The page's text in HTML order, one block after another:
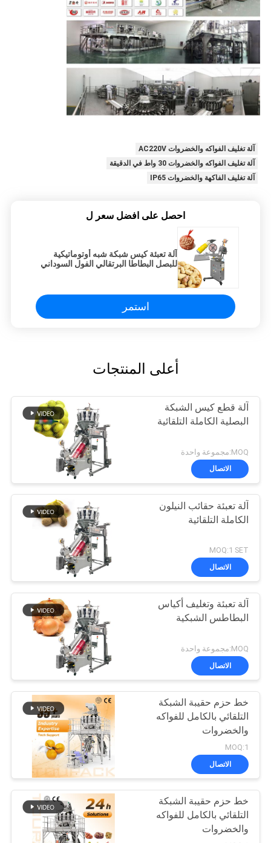
آلة تغليف الفواكه والخضروات AC220V
آلة تغليف الفواكه والخضروات 30 واط في الدقيقة
آلة تغليف الفاكهة والخضروات IP65
احصل على افضل سعر ل
آلة تعبئة كيس شبكة شبه أوتوماتيكية
للبصل البطاطا البرتقالي الفول السوداني
استمر
أعلى المنتجات
آلة قطع كيس الشبكة
البصلية الكاملة التلقائية
MOQ:مجموعة واحدة
الاتصال
آلة تعبئة حقائب النيلون
الكاملة التلقائية
MOQ:1 SET
الاتصال
آلة تعبئة وتغليف أكياس
البطاطس الشبكية
MOQ:مجموعة واحدة
الاتصال
خط حزم حقيبة الشبكة
التلقائي بالكامل للفواكه
والخضروات
MOQ:1
الاتصال
خط حزم حقيبة الشبكة
التلقائي بالكامل للفواكه
والخضروات